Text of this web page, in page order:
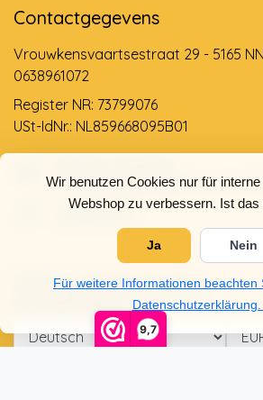
9,7
Wir benutzen Cookies nur für
Webshop zu verbessern. Ist das
Ja Nein
Für weitere Informationen beachten
Contactgegevens
Vrouwkensvaartsestraat 29 - 5165
0638961072
Register NR: 73799076
USt-IdNr.: NL859668095B01
0638961072
ÖffnungszeitenSocials
Kundendienst